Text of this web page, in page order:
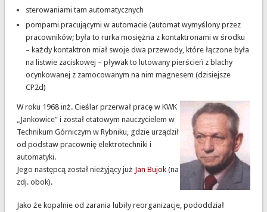
sterowaniami tam automatycznych
pompami pracującymi w automacie (automat wymyślony przez
pracowników; była to rurka mosiężna z kontaktronami w środku
– każdy kontaktron miał swoje dwa przewody, które łączone była
na listwie zaciskowej – pływak to lutowany pierścień z blachy
ocynkowanej z zamocowanym na nim magnesem (dzisiejsze
CP2d)
W roku 1968 inż. Cieślar przerwał pracę w KWK
„Jankowice” i został etatowym nauczycielem w
Technikum Górniczym w Rybniku, gdzie urządził
od podstaw pracownię elektrotechniki i
automatyki.
Jego następcą został nieżyjący już Jan Bujok(na
zdj. obok).
Jako że kopalnie od zarania lubiły reorganizacje, pododdział